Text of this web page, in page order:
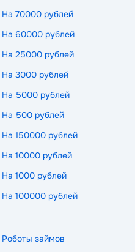
На 70000 рублей
На 60000 рублей
На 25000 рублей
На 3000 рублей
На 5000 рублей
На 500 рублей
На 150000 рублей
На 10000 рублей
На 1000 рублей
На 100000 рублей
Роботы займов